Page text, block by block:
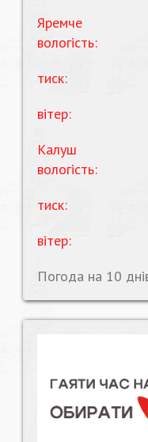
Яремче
вологість:
тиск:
вітер:
Калуш
вологість:
тиск:
вітер:
Погода на 10